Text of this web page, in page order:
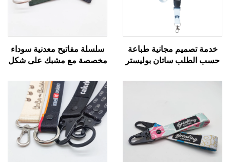
خدمة تصميم مجانية طباعة
حسب الطلب ساتان بوليستر
للمناسبات
سلسلة مفاتيح معدنية سوداء
مخصصة مع مشبك على شكل
هدية تذكارية، سلسلة قصيرة
من القماش النسيجي
المنسوج من النايلون، سلسلة
مفاتيح